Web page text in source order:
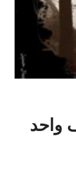
واحد